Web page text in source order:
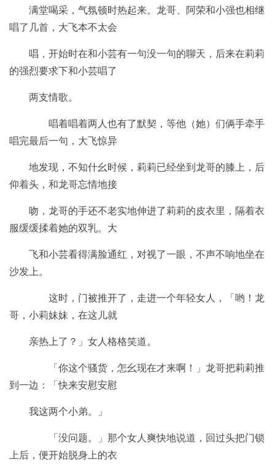
满堂喝采，气氛顿时热起来。龙哥、阿荣和小强也相继
唱了几首，大飞本不太会
唱，开始时在和小芸有一句没一句的聊天，后来在莉莉
的强烈要求下和小芸唱了
两支情歌。
唱着唱着两人也有了默契，等他（她）们俩手牵手
唱完最后一句，大飞惊异
地发现，不知什幺时候，莉莉已经坐到龙哥的膝上，后
仰着头，和龙哥忘情地接
吻，龙哥的手还不老实地伸进了莉莉的皮衣里，隔着衣
服缓缓揉着她的双乳。大
飞和小芸看得满脸通红，对视了一眼，不声不响地坐在
沙发上。
这时，门被推开了，走进一个年轻女人，「哟！龙
哥，小莉妹妹，在这儿就
亲热上了？」女人格格笑道。
「你这个骚货，怎幺现在才来啊！」龙哥把莉莉推
到一边：「快来安慰安慰
我这两个小弟。」
「没问题。」那个女人爽快地说道，回过头把门锁
上后，便开始脱身上的衣